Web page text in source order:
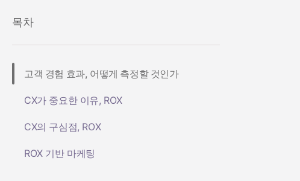
목차
고객 경험 효과, 어떻게 측정할 것인가
CX가 중요한 이유, ROX
CX의 구심점, ROX
ROX 기반 마케팅